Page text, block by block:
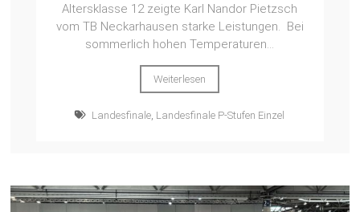
Altersklasse 12 zeigte Karl Nandor Pietzsch
vom TB Neckarhausen starke Leistungen. Bei
sommerlich hohen Temperaturen...
Weiterlesen
Landesfinale, Landesfinale P-Stufen Einzel